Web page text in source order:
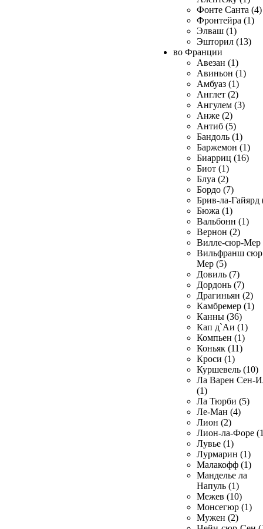
Фонте Санта (4)
Фронтейра (1)
Элваш (1)
Эшторил (13)
во Франции
Авезан (1)
Авиньон (1)
Амбуаз (1)
Англет (2)
Ангулем (3)
Анже (2)
Антиб (5)
Бандоль (1)
Баржемон (1)
Биарриц (16)
Биот (1)
Блуа (2)
Бордо (7)
Брив-ла-Гайярд
Бюжа (1)
Вальбонн (1)
Вернон (2)
Вилле-сюр-Мер
Вильфранш сюр
Мер (5)
Довиль (7)
Дордонь (7)
Драгиньян (2)
Камбремер (1)
Канны (36)
Кап д`Аи (1)
Компьен (1)
Коньяк (11)
Кроси (1)
Куршевель (10)
Ла Варен Сен-
(1)
Ла Тюрби (5)
Ле-Ман (4)
Лион (2)
Лион-ла-Форе
Лувье (1)
Лурмарин (1)
Малакофф (1)
Манделье ла
Напуль (1)
Межев (10)
Монсегюр (1)
Мужен (2)